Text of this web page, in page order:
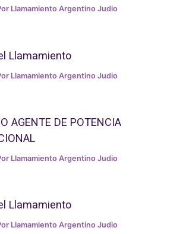
Llamamiento Argentino Judio
Llamamiento
Llamamiento Argentino Judio
AGENTE DE POTENCIA
Llamamiento Argentino Judio
Llamamiento
Llamamiento Argentino Judio